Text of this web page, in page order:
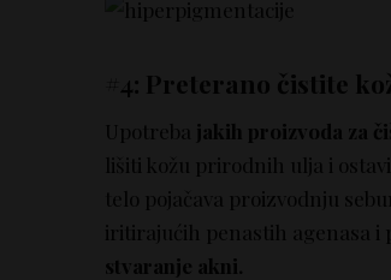
#4: Preterano čistite
Upotreba jakih proizvoda za
lišiti kožu prirodnih ulja i
telo pojačava proizvodnju
iritirajućih penastih agenasa i
stvaranje akni.